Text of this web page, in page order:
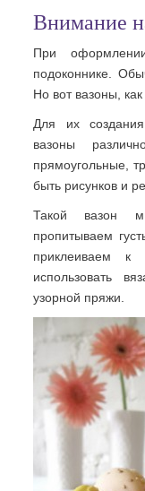
Внимание
При
подоконнике.
Но вот вазоны,
Для их
вазоны
прямоугольные,
быть рисунков и
Такой вазон
пропитываем
приклеиваем
использовать
узорной пряжи.